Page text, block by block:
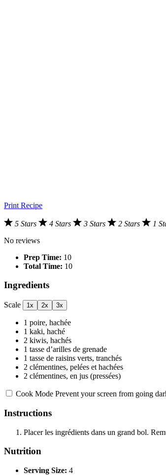
Print Recipe
5 Stars 4 Stars 3 Stars 2 Stars
1
No reviews
Prep Time: 10
Total Time: 10
Ingredients
Scale 1x 2x 3x
1 poire, hachée
1 kaki, haché
2 kiwis, hachés
1 tasse d’arilles de grenade
1 tasse de raisins verts, tranchés
2 clémentines, pelées et hachées
2 clémentines, en jus (pressées)
Cook Mode Prevent your screen from going
Instructions
Placer les ingrédients dans un grand bol.
Nutrition
Serving Size: 4